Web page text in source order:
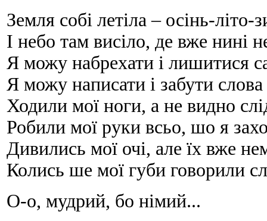
Земля собі летіла – осінь-літо-
І небо там висіло, де вже нині
Я можу набрехати і лишитися
Я можу написати і забути слова
Ходили мої ноги, а не видно
Робили мої руки всьо, шо я
Дивились мої очі, але їх вже
Колись ше мої губи говорили
О-о, мудрий, бо німий...